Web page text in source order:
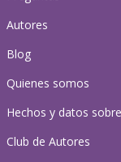
Autores
Blog
Quienes somos
Hechos y datos sobre
Club de Autores